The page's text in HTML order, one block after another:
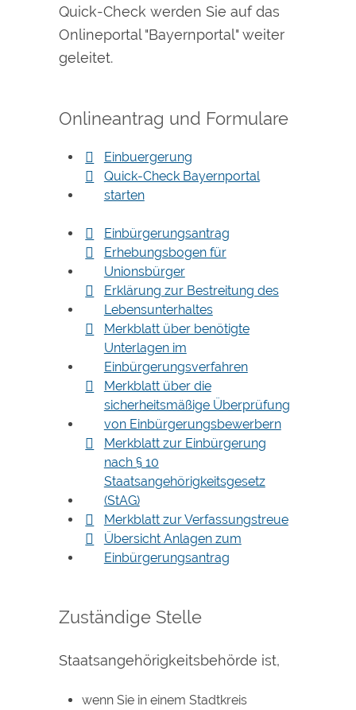
Quick-Check werden Sie auf das
Onlineportal "Bayernportal" weiter
geleitet.
Onlineantrag und Formulare
Einbuergerung
Quick-Check Bayernportal
starten
Einbürgerungsantrag
Erhebungsbogen für
Unionsbürger
Erklärung zur Bestreitung des
Lebensunterhaltes
Merkblatt über benötigte
Unterlagen im
Einbürgerungsverfahren
Merkblatt über die
sicherheitsmäßige Überprüfung
von Einbürgerungsbewerbern
Merkblatt zur Einbürgerung
nach § 10
Staatsangehörigkeitsgesetz
(StAG)
Merkblatt zur Verfassungstreue
Übersicht Anlagen zum
Einbürgerungsantrag
Zuständige Stelle
Staatsangehörigkeitsbehörde ist,
wenn Sie in einem Stadtkreis